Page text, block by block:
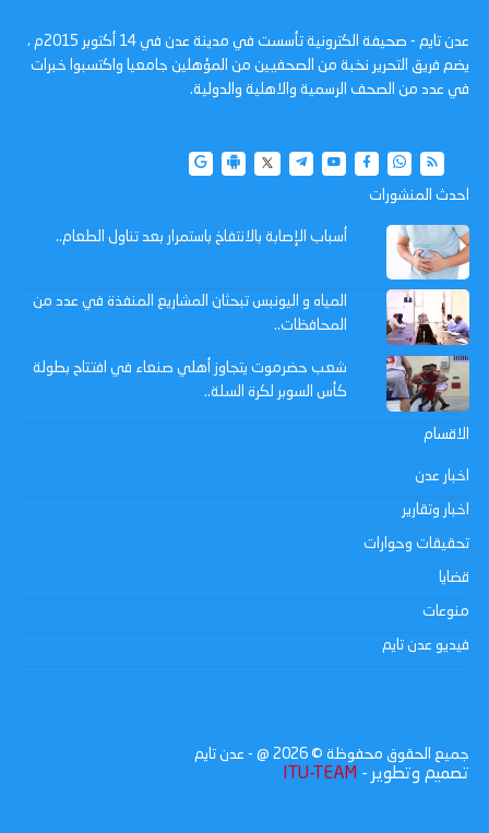
عدن تايم - صحيفة الكترونية تأسست في مدينة عدن في 14 أكتوبر 2015م ،
يضم فريق التحرير نخبة من الصحفيين من المؤهلين جامعيا واكتسبوا خبرات
في عدد من الصحف الرسمية والاهلية والدولية.
احدث المنشورات
أسباب الإصابة بالانتفاخ باستمرار بعد تناول الطعام..
المياه و اليونبس تبحثان المشاريع المنفذة في عدد من
المحافظات..
شعب حضرموت يتجاوز أهلي صنعاء في افتتاح بطولة
كأس السوبر لكرة السلة..
الاقسام
اخبار عدن
اخبار وتقارير
تحقيقات وحوارات
قضايا
منوعات
فيديو عدن تايم
جميع الحقوق محفوظة © 2026 @ - عدن تايم
تصميم وتطوير - ITU-TEAM